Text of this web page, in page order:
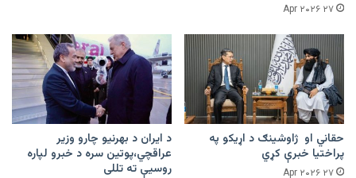
۲۷ Apr ۲۰۲۶
حقاني او ژاوشینګ د اړیکو په
پراختیا خبرې کړي
۲۷ Apr ۲۰۲۶
د ایران د بهرنیو چارو وزیر
عراقچي،پوتین سره د خبرو لپاره
روسیې ته تللی